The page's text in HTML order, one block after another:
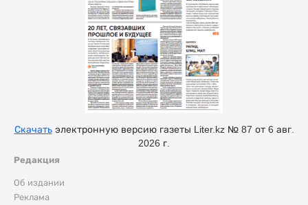
Редакция
Об издании
Реклама
Скачатьэлектронную версию газеты Liter.kz № 87 от 6 авг.
2026 г.